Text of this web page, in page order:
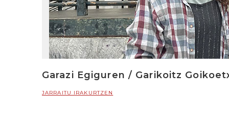
Garazi Egiguren / Garikoitz
JARRAITU IRAKURTZEN